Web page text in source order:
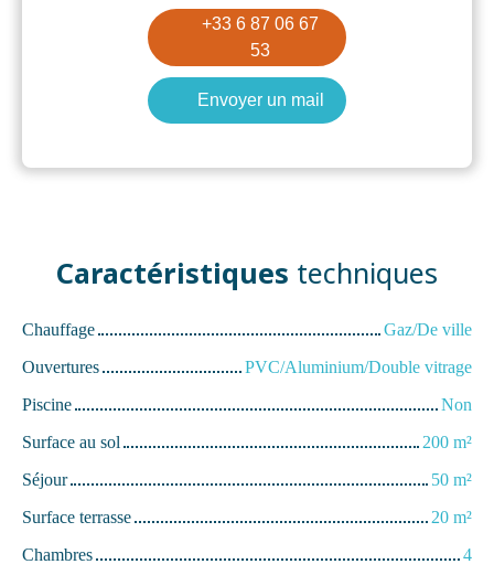
+33 6 87 06 67
53
Envoyer un mail
Caractéristiques techniques
Chauffage
Gaz/De ville
Ouvertures
PVC/Aluminium/Double vitrage
Piscine
Non
Surface au sol
200 m²
Séjour
50 m²
Surface terrasse
20 m²
Chambres
4